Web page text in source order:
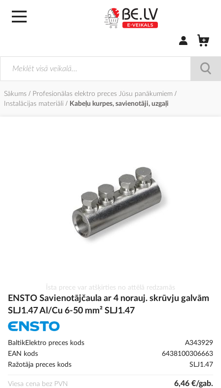
Pierakstīties/
Sākums
Profesionālas elektro preces Jūsu panākumiem
Instalācijas materiāli
Kabeļu kurpes, savienotāji, uzgaļi
uz
galerijas
Īsta prece var atšķirties no attēlā redzamās
ENSTO Savienotājčaula ar 4 norauj. skrūvju galvām
SLJ1.47 Al/Cu 6-50 mm² SLJ1.47
BaltikElektro preces kods
A343929
EAN kods
6438100306663
Ražotāja preces kods
SLJ1.47
Viesa cena bez PVN 6,46 €/gab.